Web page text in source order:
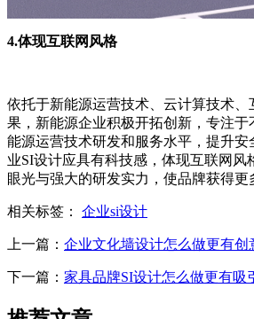
4.体现互联网风格
依托于新能源运营技术、云计算技术、
果，新能源企业积极开拓创新，专注
能源运营技术研发和服务水平，提升安
业SI设计应具有科技感，体现互联网风
眼光与强大的研发实力，使品牌获得更
相关标签： 企业si设计
上一篇： 企业文化墙设计怎么做更有创
下一篇： 家具品牌SI设计怎么做更有吸